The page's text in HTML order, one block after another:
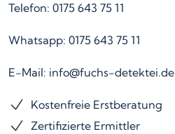
Telefon: 0175 643 75 11
Whatsapp: 0175 643 75 11
E-Mail: info@fuchs-detektei.de
Kostenfreie Erstberatung
Zertifizierte Ermittler